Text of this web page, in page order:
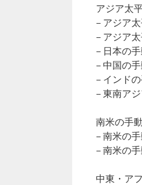
アジア太
– アジア
– アジア
– 日本の
– 中国の
– インド
– 東南ア
南米の手
– 南米の
– 南米の
中東・ア